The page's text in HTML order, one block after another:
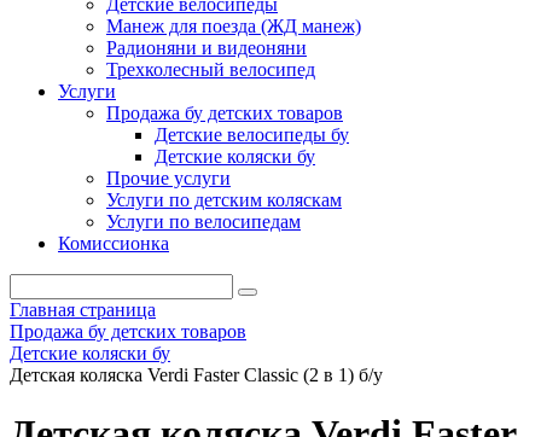
Детские велосипеды
Манеж для поезда (ЖД манеж)
Радионяни и видеоняни
Трехколесный велосипед
Услуги
Продажа бу детских товаров
Детские велосипеды бу
Детские коляски бу
Прочие услуги
Услуги по детским коляскам
Услуги по велосипедам
Комиссионка
Главная страница
Продажа бу детских товаров
Детские коляски бу
Детская коляска Verdi Faster Classic (2 в 1) б/у